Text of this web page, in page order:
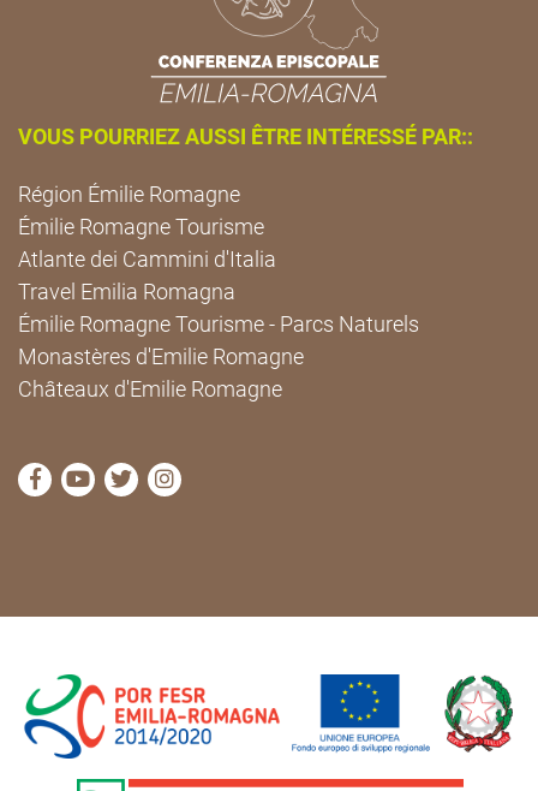
VOUS POURRIEZ AUSSI ÊTRE INTÉRESSÉ PAR::
Région Émilie Romagne
Émilie Romagne Tourisme
Atlante dei Cammini d'Italia
Travel Emilia Romagna
Émilie Romagne Tourisme - Parcs Naturels
Monastères d'Emilie Romagne
Châteaux d'Emilie Romagne
Visitez la page Facebook de Cammini Emilia-
Visitez la page YouTube de Cammini Emilia-
Visitez la page Twitter de Cammini Emilia-
Visitez la page Instagram de Cammini